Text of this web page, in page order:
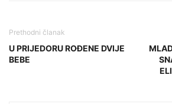
Prethodni članak
U PRIJEDORU ROĐENE DVIJE
BEBE